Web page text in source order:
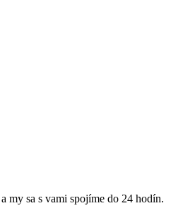
my sa s vami spojíme do 24 hodín.